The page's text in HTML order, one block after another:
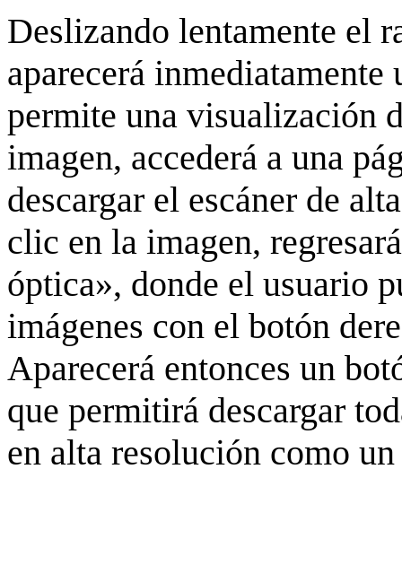
Deslizando lentamente el
aparecerá
permite una visualización
imagen, accederá a una
descargar el escáner de
clic en la imagen,
óptica», donde el usuario
imágenes con el botón
Aparecerá entonces un
que permitirá descargar
en alta resolución como